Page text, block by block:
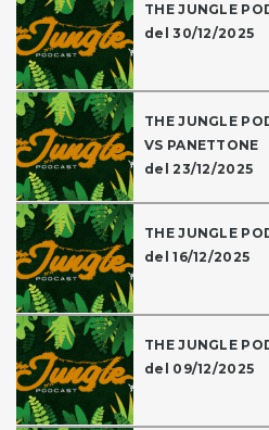
THE JUNGLE
del 30/12/2025
THE JUNGLE
VS PANETTONE
del 23/12/2025
THE JUNGLE
del 16/12/2025
THE JUNGLE
del 09/12/2025